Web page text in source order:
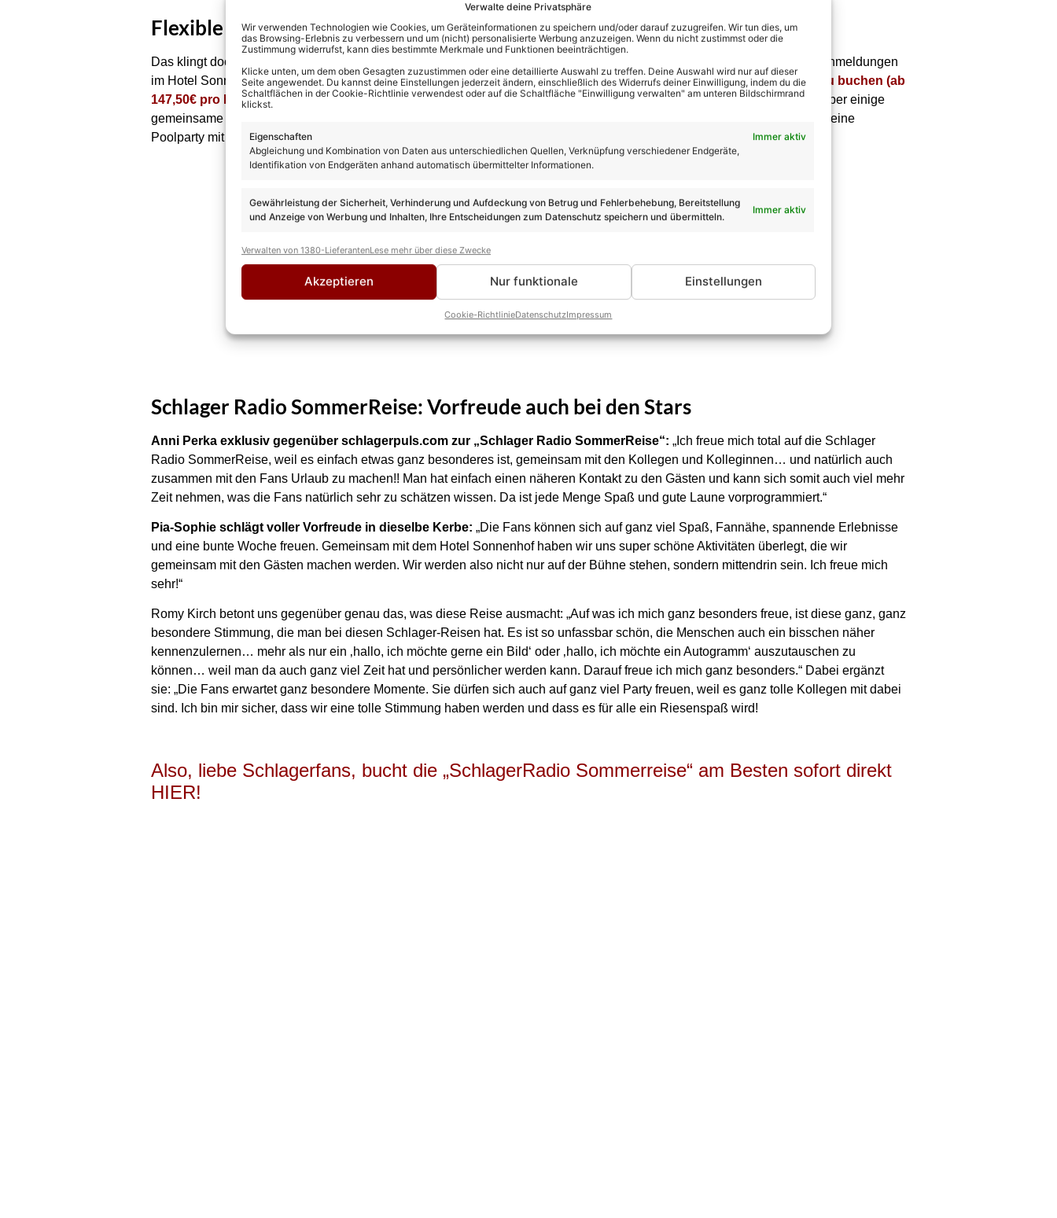
Verwalte deine Privatsphäre
Wir verwenden Technologien wie Cookies, um Geräteinformationen zu speichern und/oder darauf zuzugreifen. Wir tun dies, um
das Browsing-Erlebnis zu verbessern und um (nicht) personalisierte Werbung anzuzeigen. Wenn du nicht zustimmst oder die
Zustimmung widerrufst, kann dies bestimmte Merkmale und Funktionen beeinträchtigen.
Klicke unten, um dem oben Gesagten zuzustimmen oder eine detaillierte Auswahl zu treffen. Deine Auswahl wird nur auf dieser
Seite angewendet. Du kannst deine Einstellungen jederzeit ändern, einschließlich des Widerrufs deiner Einwilligung, indem du die
Schaltflächen in der Cookie-Richtlinie verwendest oder auf die Schaltfläche "Einwilligung verwalten" am unteren Bildschirmrand
klickst.
Eigenschaften
Immer aktiv
Abgleichung und Kombination von Daten aus unterschiedlichen Quellen, Verknüpfung verschiedener Endgeräte,
Identifikation von Endgeräten anhand automatisch übermittelter Informationen.
Gewährleistung der Sicherheit, Verhinderung und Aufdeckung von Betrug und Fehlerbehebung, Bereitstellung
und Anzeige von Werbung und Inhalten, Ihre Entscheidungen zum Datenschutz speichern und übermitteln.
Immer aktiv
Verwalten von 1380-LieferantenLese mehr über diese Zwecke
Akzeptieren Nur funktionale Einstellungen
Cookie-RichtlinieDatenschutzImpressum
Flexible Buchungspakete ermöglichen noch mehr Erlebnisse mit den Stars
Das klingt doch nach einem super Programm, bei dem es vor Ort natürlich auch diverse Verpflegungsmöglichkeiten gibt! Anmeldungen
im Hotel Sonnenhof Lam sind erbeten! Wer sich nun spontan entscheidet, eines der(flexiblen!) Übernachtungspakete zu buchen (ab
147,50€ pro Person im Doppelzimmer)enthält nicht nur garantierten Eintritt zu allen Konzerten, sondern darf sich auch über einige
gemeinsame Aktivitäten mit den Stars on top freuen! Beispielsweise: „Die große Schlager-Olympiade: Stars gegen Fans“, eine
Poolparty mit DJ, eine geführte Wanderung mit Mitch Keller und Pia-Sophie oder auch ein Tanzkurs mit den Stars.
Schlager Radio SommerReise: Vorfreude auch bei den Stars
Anni Perka exklusiv gegenüber schlagerpuls.com zur „Schlager Radio SommerReise“: „Ich freue mich total auf die Schlager
Radio SommerReise, weil es einfach etwas ganz besonderes ist, gemeinsam mit den Kollegen und Kolleginnen… und natürlich auch
zusammen mit den Fans Urlaub zu machen!! Man hat einfach einen näheren Kontakt zu den Gästen und kann sich somit auch viel mehr
Zeit nehmen, was die Fans natürlich sehr zu schätzen wissen. Da ist jede Menge Spaß und gute Laune vorprogrammiert.“
Pia-Sophie schlägt voller Vorfreude in dieselbe Kerbe: „Die Fans können sich auf ganz viel Spaß, Fannähe, spannende Erlebnisse
und eine bunte Woche freuen. Gemeinsam mit dem Hotel Sonnenhof haben wir uns super schöne Aktivitäten überlegt, die wir
gemeinsam mit den Gästen machen werden. Wir werden also nicht nur auf der Bühne stehen, sondern mittendrin sein. Ich freue mich
sehr!“
Romy Kirch betont uns gegenüber genau das, was diese Reise ausmacht: „Auf was ich mich ganz besonders freue, ist diese ganz, ganz
besondere Stimmung, die man bei diesen Schlager-Reisen hat. Es ist so unfassbar schön, die Menschen auch ein bisschen näher
kennenzulernen… mehr als nur ein ‚hallo, ich möchte gerne ein Bild‘ oder ‚hallo, ich möchte ein Autogramm‘ auszutauschen zu
können… weil man da auch ganz viel Zeit hat und persönlicher werden kann. Darauf freue ich mich ganz besonders.“ Dabei ergänzt
sie: „Die Fans erwartet ganz besondere Momente. Sie dürfen sich auch auf ganz viel Party freuen, weil es ganz tolle Kollegen mit dabei
sind. Ich bin mir sicher, dass wir eine tolle Stimmung haben werden und dass es für alle ein Riesenspaß wird!
Also, liebe Schlagerfans, bucht die „SchlagerRadio Sommerreise“ am Besten sofort direkt
HIER!